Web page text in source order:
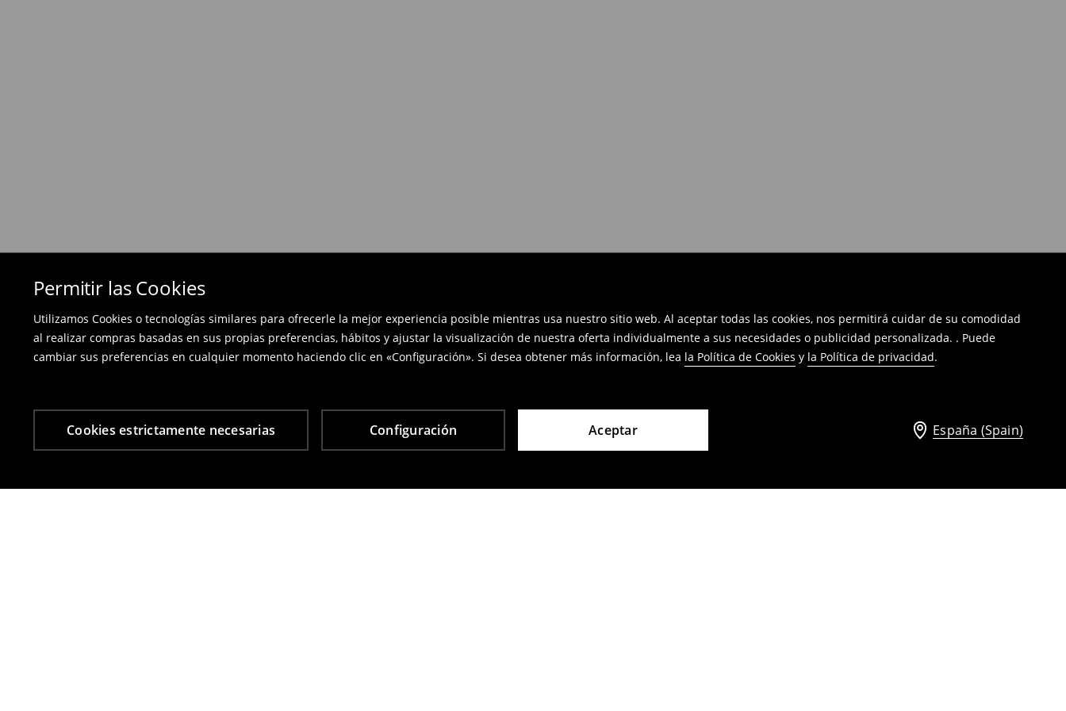
Permitir las Cookies
Utilizamos Cookies o tecnologías similares para ofrecerle la mejor experiencia posible mientras usa nuestro sitio web. Al aceptar todas las cookies, nos permitirá cuidar de su comodidad
al realizar compras basadas en sus propias preferencias, hábitos y ajustar la visualización de nuestra oferta individualmente a sus necesidades o publicidad personalizada. . Puede
cambiar sus preferencias en cualquier momento haciendo clic en «Configuración». Si desea obtener más información, lea la Política de Cookies y la Política de privacidad.
Cookies estrictamente necesarias Configuración Aceptar España (Spain)